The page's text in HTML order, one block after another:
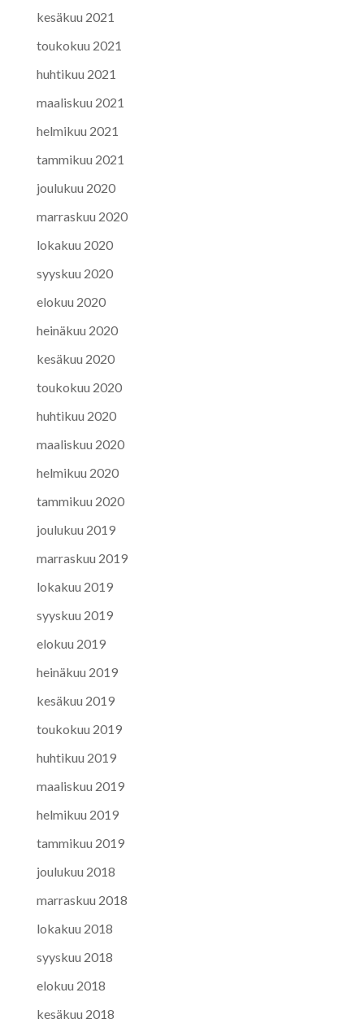
kesäkuu 2021
toukokuu 2021
huhtikuu 2021
maaliskuu 2021
helmikuu 2021
tammikuu 2021
joulukuu 2020
marraskuu 2020
lokakuu 2020
syyskuu 2020
elokuu 2020
heinäkuu 2020
kesäkuu 2020
toukokuu 2020
huhtikuu 2020
maaliskuu 2020
helmikuu 2020
tammikuu 2020
joulukuu 2019
marraskuu 2019
lokakuu 2019
syyskuu 2019
elokuu 2019
heinäkuu 2019
kesäkuu 2019
toukokuu 2019
huhtikuu 2019
maaliskuu 2019
helmikuu 2019
tammikuu 2019
joulukuu 2018
marraskuu 2018
lokakuu 2018
syyskuu 2018
elokuu 2018
kesäkuu 2018